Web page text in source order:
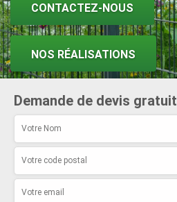
CONTACTEZ-NOUS
NOS RÉALISATIONS
Demande de devis gratuit